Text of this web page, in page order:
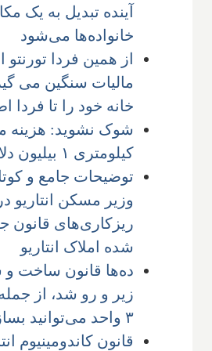
آینده تبدیل به یک
خانواده‌ها می‌شود
از همین فردا
مالیات سنگین می
خانه خود را تا فردا
شوک نشوید: هزینه
کیلومتری ۱ بیلیون دلار رسید
توضیحات جامع و
وزیر مسکن انتاریو
ریزکاری‌های قانون
شده املاک انتاریو
ده‌ها قانون ساخت و
زیر و رو شد، از
۳ واحد می‌توانید بسازید
قانون کاندومینیوم